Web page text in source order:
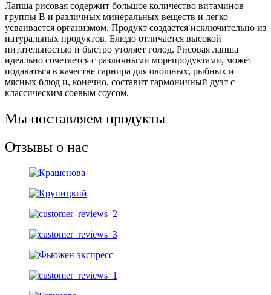
Лапша рисовая содержит большое количество витаминов
группы В и различных минеральных веществ и легко
усваивается организмом. Продукт создается исключительно из
натуральных продуктов. Блюдо отличается высокой
питательностью и быстро утоляет голод. Рисовая лапша
идеально сочетается с различными морепродуктами, может
подаваться в качестве гарнира для овощных, рыбных и
мясных блюд и, конечно, составит гармоничный дуэт с
классическим соевым соусом.
Мы поставляем продукты
Отзывы о нас